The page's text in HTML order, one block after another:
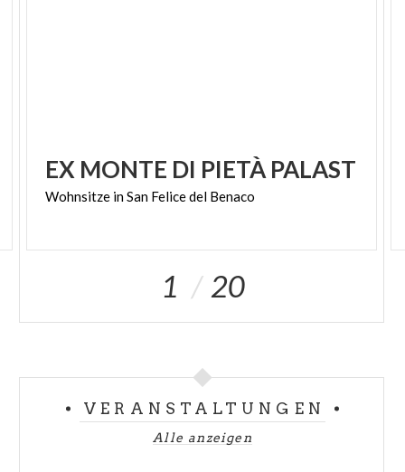
EX MONTE DI PIETÀ PALAST
Wohnsitze inSan Felicedel Benaco
1 20
VERANSTALTUNGEN
Alle anzeigen